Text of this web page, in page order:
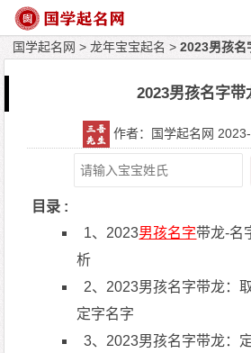
国学起名网 >龙年宝宝起名 >2023男孩名
2023男孩名字带
作者：国学起名网
目录 :
1、2023男孩名字带龙-名
析
2、2023男孩名字带龙：
定字名字
3、2023男孩名字带龙：